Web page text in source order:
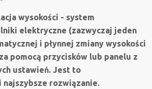
wysokości - system
elektryczne (zazwyczaj jeden
i płynnej zmiany wysokości
pomocą przycisków lub panelu z
ustawień. Jest to
najszybsze rozwiązanie.